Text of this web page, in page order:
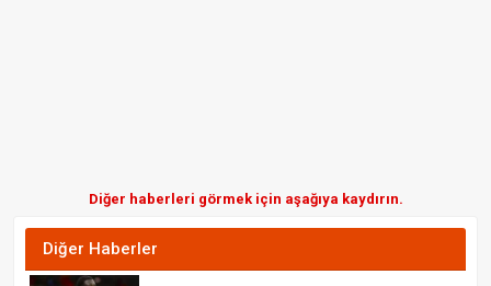
Diğer haberleri görmek için aşağıya kaydırın.
Diğer Haberler